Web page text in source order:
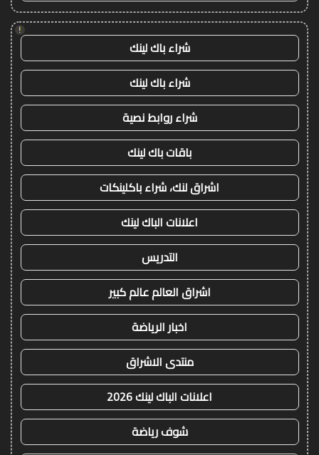
!
شراء باك لينك
شراء باك لينك
شراء روابط نصية
باقات باك لينك
اشراق لنك، شراء باكلينكات
اعلانات الباك لينك
التدريس
اشراق العالم عالم كبير
اخبار الرياضة
منتدى الاشراق
اعلانات الباك لينك 2026
شوف رياضة